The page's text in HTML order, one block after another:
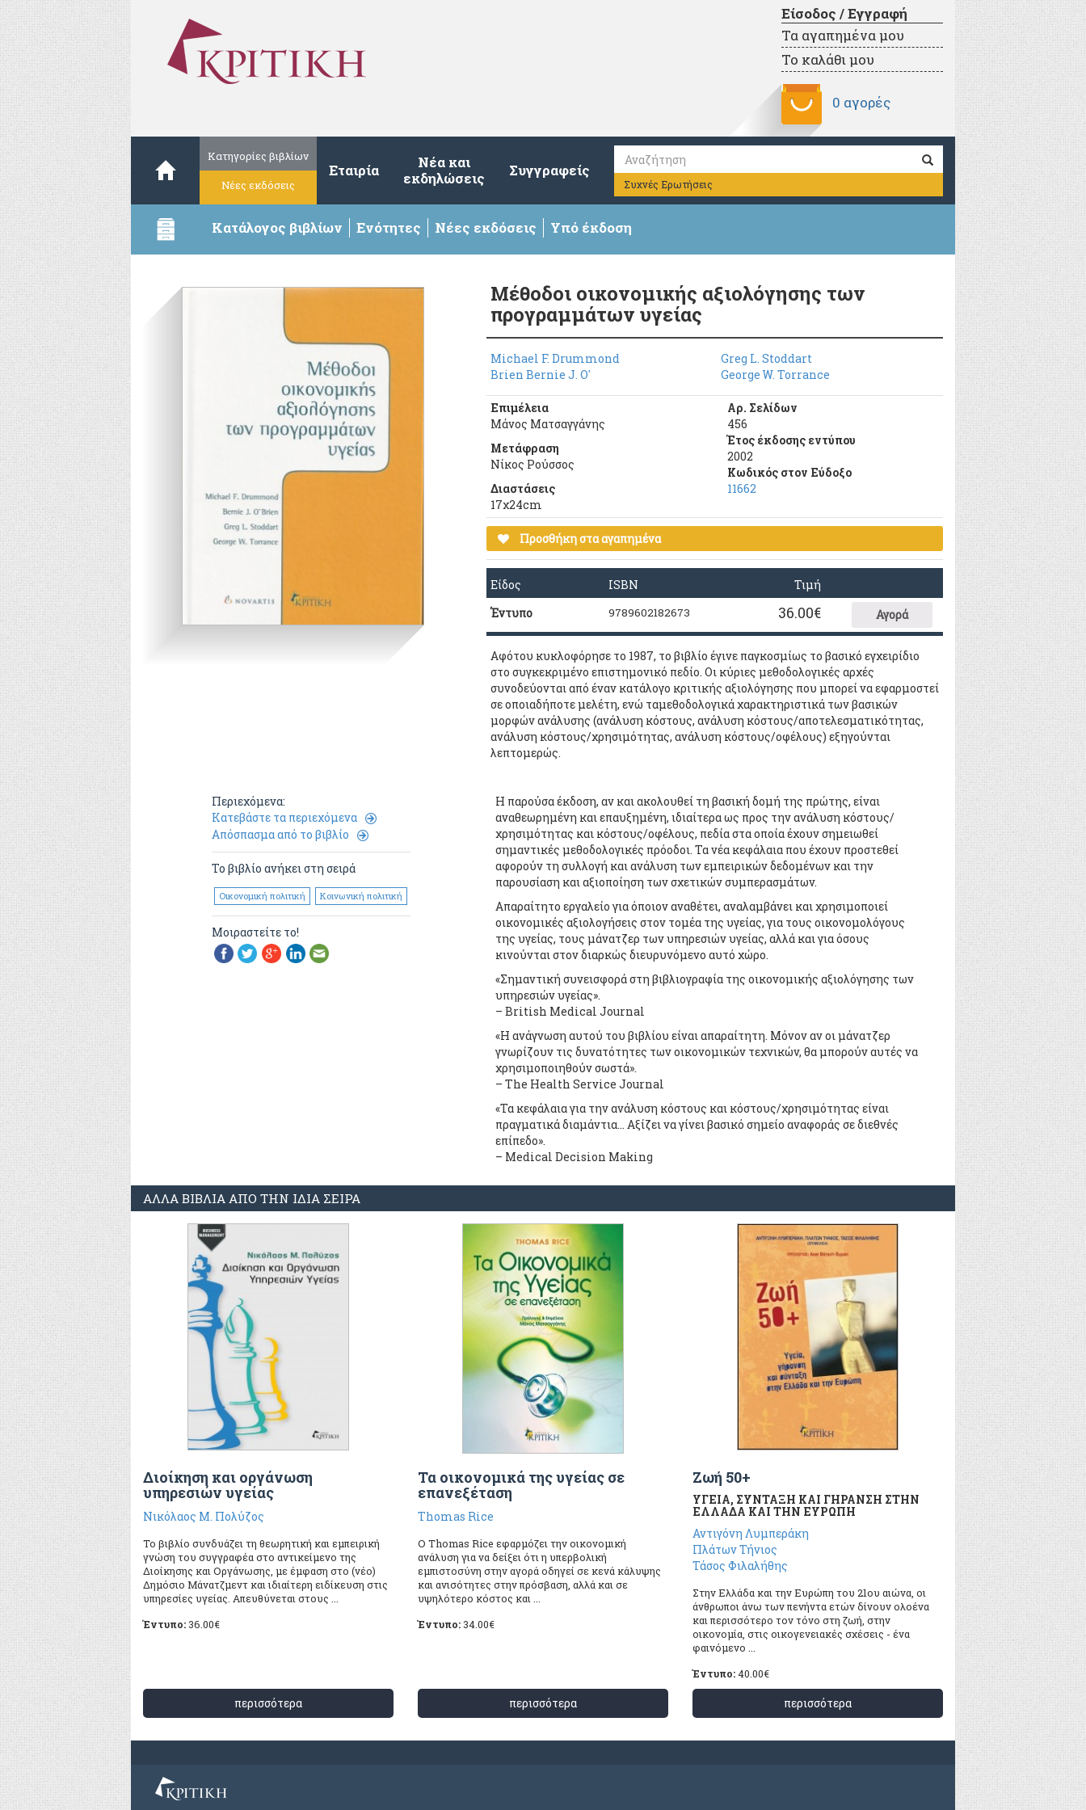
Είσοδος / Εγγραφή
Τα αγαπημένα μου
Το καλάθι μου
0 αγορές
Κατηγορίες βιβλίων
Νέες εκδόσεις
Εταιρία
Νέα και
εκδηλώσεις
Συγγραφείς
Συχνές Ερωτήσεις
Κατάλογος βιβλίων Ενότητες Νέες εκδόσεις Υπό έκδοση
Μέθοδοι οικονομικής αξιολόγησης των
προγραμμάτων υγείας
Michael F. Drummond
Brien Bernie J. O'
Greg L. Stoddart
George W. Torrance
Επιμέλεια
Μάνος Ματσαγγάνης
Μετάφραση
Νίκος Ρούσσος
Διαστάσεις
17χ24cm
Αρ. Σελίδων
456
Έτος έκδοσης εντύπου
2002
Κωδικός στον Εύδοξο
11662
Προσθήκη στα αγαπημένα
Είδος ISBN
Τιμή
Έντυπο
9789602182673 36.00€ Αγορά
Αφότου κυκλοφόρησε το 1987, το βιβλίο έγινε παγκοσμίως το βασικό εγχειρίδιο
στο συγκεκριμένο επιστημονικό πεδίο. Οι κύριες μεθοδολογικές αρχές
συνοδεύονται από έναν κατάλογο κριτικής αξιολόγησης που μπορεί να εφαρμοστεί
σε οποιαδήποτε μελέτη, ενώ ταμεθοδολογικά χαρακτηριστικά των βασικών
μορφών ανάλυσης (ανάλυση κόστους, ανάλυση κόστους/αποτελεσματικότητας,
ανάλυση κόστους/χρησιμότητας, ανάλυση κόστους/οφέλους) εξηγούνται
λεπτομερώς.
Περιεχόμενα:
Κατεβάστε τα περιεχόμενα
Απόσπασμα από το βιβλίο
Το βιβλίο ανήκει στη σειρά
Οικονομική πολιτική Κοινωνική πολιτική
Μοιραστείτε το!
Η παρούσα έκδοση, αν και ακολουθεί τη βασική δομή της πρώτης, είναι
αναθεωρημένη και επαυξημένη, ιδιαίτερα ως προς την ανάλυση κόστους/
χρησιμότητας και κόστους/οφέλους, πεδία στα οποία έχουν σημειωθεί
σημαντικές μεθοδολογικές πρόοδοι. Τα νέα κεφάλαια που έχουν προστεθεί
αφορούν τη συλλογή και ανάλυση των εμπειρικών δεδομένων και την
παρουσίαση και αξιοποίηση των σχετικών συμπερασμάτων.
Απαραίτητο εργαλείο για όποιον αναθέτει, αναλαμβάνει και χρησιμοποιεί
οικονομικές αξιολογήσεις στον τομέα της υγείας, για τους οικονομολόγους
της υγείας, τους μάνατζερ των υπηρεσιών υγείας, αλλά και για όσους
κινούνται στον διαρκώς διευρυνόμενο αυτό χώρο.
«Σημαντική συνεισφορά στη βιβλιογραφία της οικονομικής αξιολόγησης των
υπηρεσιών υγείας».
– British Medical Journal
«Η ανάγνωση αυτού του βιβλίου είναι απαραίτητη. Μόνον αν οι μάνατζερ
γνωρίζουν τις δυνατότητες των οικονομικών τεχνικών, θα μπορούν αυτές να
χρησιμοποιηθούν σωστά».
– The Health Service Journal
«Τα κεφάλαια για την ανάλυση κόστους και κόστους/χρησιμότητας είναι
πραγματικά διαμάντια… Αξίζει να γίνει βασικό σημείο αναφοράς σε διεθνές
επίπεδο».
– Medical Decision Making
ΑΛΛΑ ΒΙΒΛΙΑ ΑΠΟ ΤΗΝ ΙΔΙΑ ΣΕΙΡΑ
Διοίκηση και οργάνωση
υπηρεσιών υγείας
Νικόλαος Μ. Πολύζος
Το βιβλίο συνδυάζει τη θεωρητική και εμπειρική
γνώση του συγγραφέα στο αντικείμενο της
Διοίκησης και Οργάνωσης, με έμφαση στο (νέο)
Δημόσιο Μάνατζμεντ και ιδιαίτερη ειδίκευση στις
υπηρεσίες υγείας. Απευθύνεται στους ...
Έντυπο: 36.00€
περισσότερα
Τα οικονομικά της υγείας σε
επανεξέταση
Thomas Rice
Ο Thomas Rice εφαρμόζει την οικονομική
ανάλυση για να δείξει ότι η υπερβολική
εμπιστοσύνη στην αγορά οδηγεί σε κενά κάλυψης
και ανισότητες στην πρόσβαση, αλλά και σε
υψηλότερο κόστος και ...
Έντυπο: 34.00€
περισσότερα
Ζωή 50+
ΥΓΕΙΑ, ΣΥΝΤΑΞΗ ΚΑΙ ΓΗΡΑΝΣΗ ΣΤΗΝ
ΕΛΛΑΔΑ ΚΑΙ ΤΗΝ ΕΥΡΩΠΗ
Αντιγόνη Λυμπεράκη
Πλάτων Τήνιος
Τάσος Φιλαλήθης
Στην Ελλάδα και την Ευρώπη του 21ου αιώνα, οι
άνθρωποι άνω των πενήντα ετών δίνουν ολοένα
και περισσότερο τον τόνο στη ζωή, στην
οικονομία, στις οικογενειακές σχέσεις - ένα
φαινόμενο ...
Έντυπο:40.00€
περισσότερα